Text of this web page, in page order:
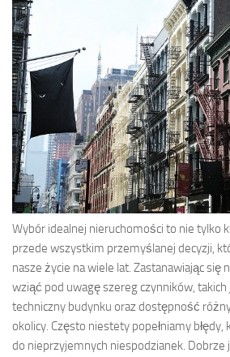
Wybór idealnej nieruchomości to nie tylko
przede wszystkim przemyślanej decyzji,
nasze życie na wiele lat. Zastanawiając się
wziąć pod uwagę szereg czynników, takich
techniczny budynku oraz dostępność
okolicy. Często niestety popełniamy
do nieprzyjemnych niespodzianek.